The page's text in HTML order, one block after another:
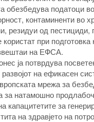
обезбедува податоци
контаминенти во
резидуи од
користат при
на ЕФСА.
ја потврдува
развојот на ефикасен
мрежа за
за натамошно
капацитетите за
на здравјето на